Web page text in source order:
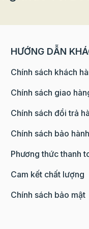
chua tươi, dầu
tiệt trùng, men lactic,
ăn kèm thịt,
Rã đông và sử
HƯỚNG DẪN
Chính sách khách
Chính sách giao
Chính sách đổi trả
Chính sách bảo hành
Phương thức thanh
Cam kết chất lượng
Chính sách bảo mật